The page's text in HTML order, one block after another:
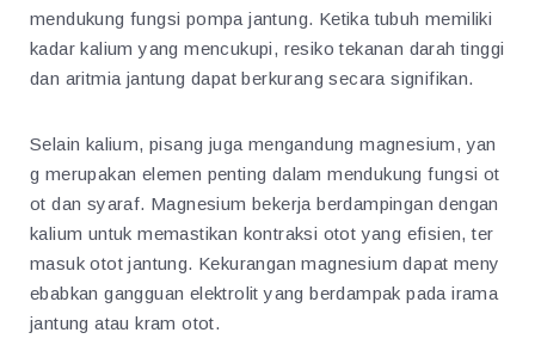
mendukung fungsi pompa jantung. Ketika tubuh memiliki
kadar kalium yang mencukupi, resiko tekanan darah tinggi
dan aritmia jantung dapat berkurang secara signifikan.
Selain kalium, pisang juga mengandung magnesium, yan
g merupakan elemen penting dalam mendukung fungsi ot
ot dan syaraf. Magnesium bekerja berdampingan dengan
kalium untuk memastikan kontraksi otot yang efisien, ter
masuk otot jantung. Kekurangan magnesium dapat meny
ebabkan gangguan elektrolit yang berdampak pada irama
jantung atau kram otot.